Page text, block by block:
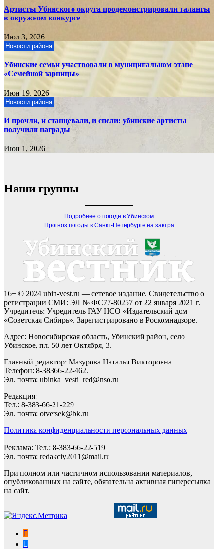
Артисты Убинского округа продемонстрировали таланты
в окружном конкурсе
Июл 3, 2026
Новости района
Убинские семьи участвовали в муниципальном этапе
«Семейной зарницы»
Июн 19, 2026
Новости района
И прочли, и станцевали, и спели: убинские артисты
получили награды
Июн 1, 2026
Наши группы
Подробнее о погоде в Убинском
Прогноз погоды в Санкт-Петербурге на завтра
16+ © 2024 ubin-vest.ru — сетевое издание. Свидетельство о
регистрации СМИ: ЭЛ № ФС77-80257 от 22 января 2021 г.
Учредитель: Учредитель ГАУ НСО «Издательский дом
«Советская Сибирь». Зарегистрировано в Роскомнадзоре.
Адрес: Новосибирская область, Убинский район, село
Убинское, пл. 50 лет Октября, 3.
Главный редактор: Мазурова Наталья Викторовна
Телефон: 8-38366-22-462.
Эл. почта: ubinka_vesti_red@nso.ru
Редакция:
Тел.: 8-383-66-21-229
Эл. почта: otvetsek@bk.ru
Политика конфиденциальности персональных данных
Реклама: Тел.: 8-383-66-22-519
Эл. почта: redakciy2011@mail.ru
При полном или частичном использовании материалов,
опубликованных на сайте, обязательна активная гиперссылка
на сайт.